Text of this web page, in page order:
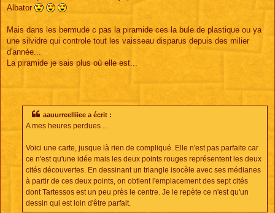
Albator
Mais dans les bermude c pas la piramide ces la bule de plastique ou ya
une silvidre qui controle tout les vaisseau disparus depuis des milier
d'année...
La piramide je sais plus où elle est...
aauurreelliiee a écrit :
A mes heures perdues ...
Voici une carte, jusque là rien de compliqué. Elle n'est pas parfaite car
ce n'est qu'une idée mais les deux points rouges représentent les deux
cités découvertes. En dessinant un triangle isocèle avec ses médianes
à partir de ces deux points, on obtient l'emplacement des sept cités
dont Tartessos est un peu près le centre. Je le repète ce n'est qu'un
dessin qui est loin d'être parfait.